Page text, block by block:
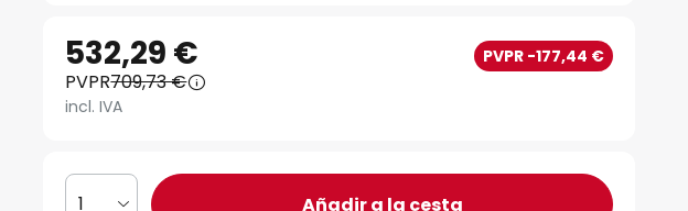
532,29 € PVPR -177,44 €
PVPR709,73 €
incl. IVA
1 Añadir a la cesta